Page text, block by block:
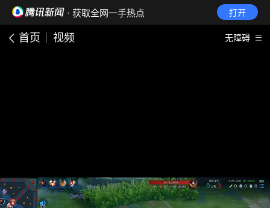
· 获取全网一手热点 打开
首页 视频 无障碍